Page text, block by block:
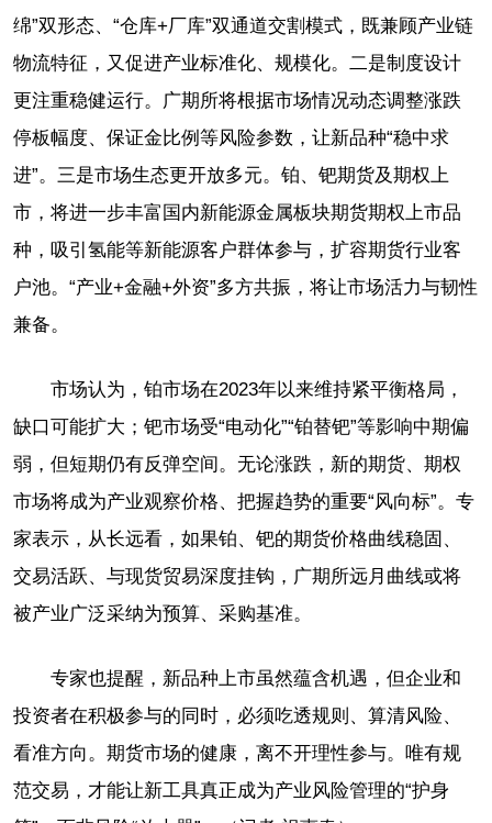
绵”双形态、“仓库+厂库”双通道交割模式，既兼顾产业链
物流特征，又促进产业标准化、规模化。二是制度设计
更注重稳健运行。广期所将根据市场情况动态调整涨跌
停板幅度、保证金比例等风险参数，让新品种“稳中求
进”。三是市场生态更开放多元。铂、钯期货及期权上
市，将进一步丰富国内新能源金属板块期货期权上市品
种，吸引氢能等新能源客户群体参与，扩容期货行业客
户池。“产业+金融+外资”多方共振，将让市场活力与韧性
兼备。
市场认为，铂市场在2023年以来维持紧平衡格局，
缺口可能扩大；钯市场受“电动化”“铂替钯”等影响中期偏
弱，但短期仍有反弹空间。无论涨跌，新的期货、期权
市场将成为产业观察价格、把握趋势的重要“风向标”。专
家表示，从长远看，如果铂、钯的期货价格曲线稳固、
交易活跃、与现货贸易深度挂钩，广期所远月曲线或将
被产业广泛采纳为预算、采购基准。
专家也提醒，新品种上市虽然蕴含机遇，但企业和
投资者在积极参与的同时，必须吃透规则、算清风险、
看准方向。期货市场的健康，离不开理性参与。唯有规
范交易，才能让新工具真正成为产业风险管理的“护身